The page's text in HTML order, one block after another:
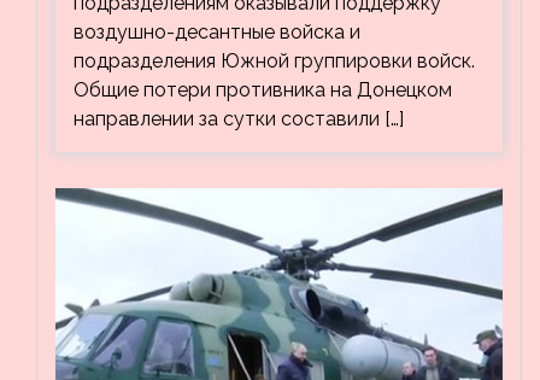
воздушно-десантные войска и
подразделения Южной группировки войск.
Общие потери противника на Донецком
направлении за сутки составили […]